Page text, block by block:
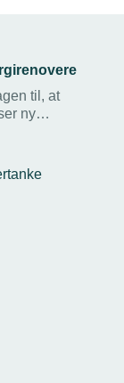
til, at
ny
hvor
og